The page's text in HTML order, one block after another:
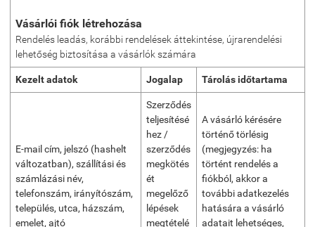
Vásárlói fiók létrehozása
Rendelés leadás, korábbi rendelések áttekintése, újrarendelési
lehetőség biztosítása a vásárlók számára
Kezelt adatok Jogalap Tárolás időtartama
E-mail cím, jelszó (hashelt
változatban), szállítási és
számlázási név,
telefonszám, irányítószám,
település, utca, házszám,
emelet, ajtó
Szerződés
teljesítésé
hez /
szerződés
megkötés
ét
megelőző
lépések
megtételé
A vásárló kérésére
történő törlésig
(megjegyzés: ha
történt rendelés a
fiókból, akkor a
további adatkezelés
hatására a vásárló
adatait lehetséges,